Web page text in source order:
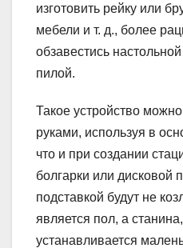
изготовить рейку или
мебели и т. д., более
обзавестись
пилой.
Такое устройство
руками, используя в
что и при создании
болгарки или дисковой
подставкой будут не
является пол, а
устанавливается